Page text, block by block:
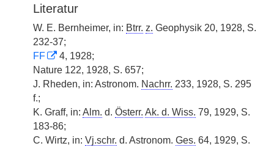
Literatur
W. E. Bernheimer, in: Btrr. z. Geophysik 20, 1928, S.
232-37;
FF
4, 1928;
Nature 122, 1928, S. 657;
J. Rheden, in: Astronom. Nachrr. 233, 1928, S. 295
f.;
K. Graff, in: Alm. d. Österr. Ak. d. Wiss. 79, 1929, S.
183-86;
C. Wirtz, in: Vj.schr. d. Astronom. Ges. 64, 1929, S.